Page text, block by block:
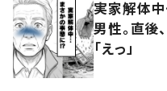
実家解体
男性。直
「えっ」